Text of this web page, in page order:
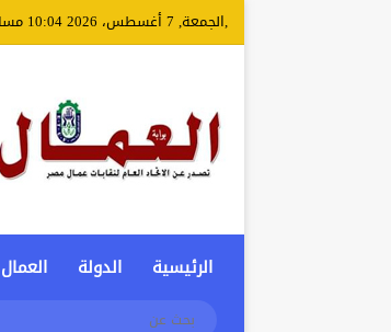
,الجمعة, 7 أغسطس، 2026 10:04 مساءً
الرئيسية الدولة العمال